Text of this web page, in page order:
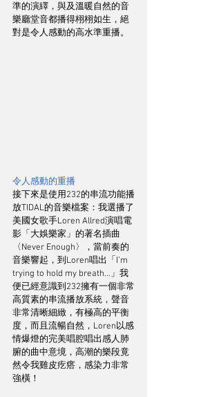
準的演繹，與及溫暖自然的音
樂廳堂音都播得栩栩如生，絕
對是令人感動的高水準重播。
令人感動的重播
接下來是使用232的串流功能播
放TIDAL的音樂檔案：我選播了
美國女歌手Loren Allred演唱電
影「大娛樂家」的著名插曲
〈Never Enough〉，當前奏的
音樂響起，到Loren唱出「I’m
trying to hold my breath…」我
便已經意識到232擁有一個非常
高質素的串流播放系統，聲音
非常清晰細緻，有極高的平衡
度，而且流暢自然，Loren以感
情爆燈的完美唱腔唱出感人肺
腑的曲中意境，高潮的樂段竟
然令我雞皮疙瘩，感染力非常
強橫！